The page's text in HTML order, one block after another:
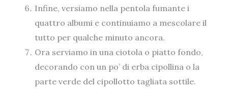
Infine, versiamo nella pentola fumante i
quattro albumi e continuiamo a mescolare il
tutto per qualche minuto ancora.
Ora serviamo in una ciotola o piatto fondo,
decorando con un po’ di erba cipollina o la
parte verde del cipollotto tagliata sottile.